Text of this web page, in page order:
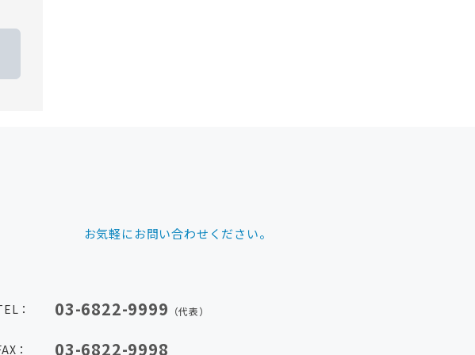
お気軽にお問い合わせください。
： 03-6822-9999 （代表）
： 03-6822-9998